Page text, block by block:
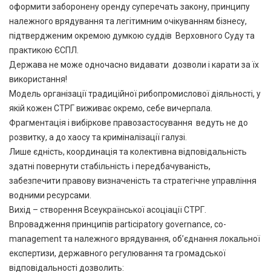
оформити заборонену оренду суперечать закону, принципу
належного врядування та легітимним очікуванням бізнесу,
підтвердженим окремою думкою суддів Верховного Суду та
практикою ЄСПЛ.
Держава не може одночасно видавати дозволи і карати за їх
використання!
Модель організації традиційної рибопромислової діяльності, у
якій кожен СТРГ виживає окремо, себе вичерпала.
Фрагментація і вибіркове правозастосування ведуть не до
розвитку, а до хаосу та криміналізації галузі.
Лише єдність, координація та колективна відповідальність
здатні повернути стабільність і передбачуваність,
забезпечити правову визначеність та стратегічне управління
водними ресурсами.
Вихід – створення Всеукраїнської асоціації СТРГ.
Впровадження принципів participatory governance, co-
management та належного врядування, об’єднання локальної
експертизи, державного регулювання та громадської
відповідальності дозволить: